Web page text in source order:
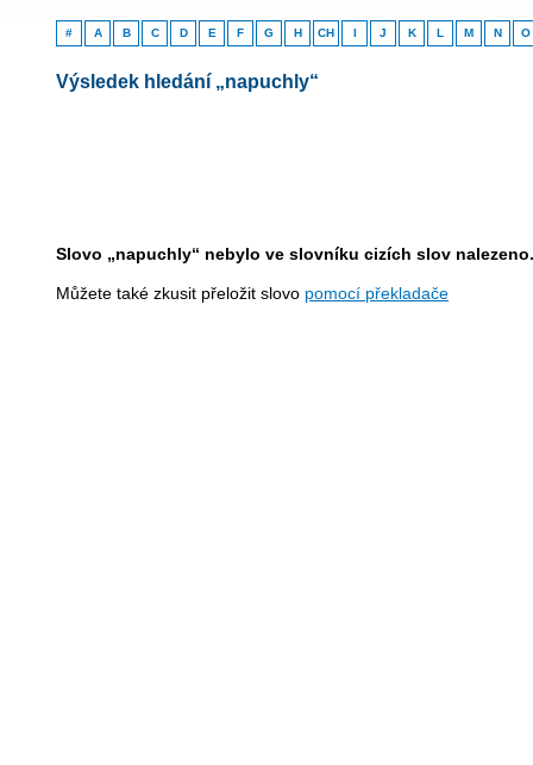
# A B C D E F G H CH I J K L M N O
Výsledek hledání „napuchly“
Slovo „napuchly“ nebylo ve slovníku cizích slov nalezeno.
Můžete také zkusit přeložit slovo pomocí překladače